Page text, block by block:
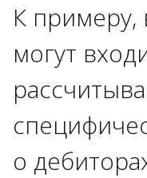
К примеру,
могут
о